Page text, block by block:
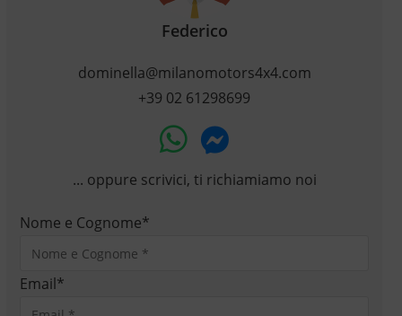
Federico
dominella@milanomotors4x4.com
+39 02 61298699
... oppure scrivici, ti richiamiamo noi
Nome e Cognome*
Email*